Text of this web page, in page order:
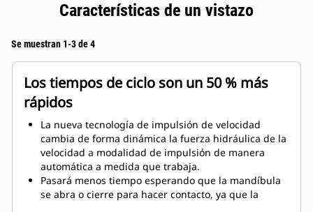
Características de un vistazo
Se muestran 1-3 de 4
Los tiempos de ciclo son un 50 % más
rápidos
La nueva tecnología de impulsión de velocidad
cambia de forma dinámica la fuerza hidráulica de la
velocidad a modalidad de impulsión de manera
automática a medida que trabaja.
Pasará menos tiempo esperando que la mandíbula
se abra o cierre para hacer contacto, ya que la